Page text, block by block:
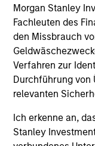
Morgan Stanley
Fachleuten des
den Missbrauch
Verfahren zur
Durchführung von
relevanten
Ich erkenne an,
Stanley
16-JUL-2026